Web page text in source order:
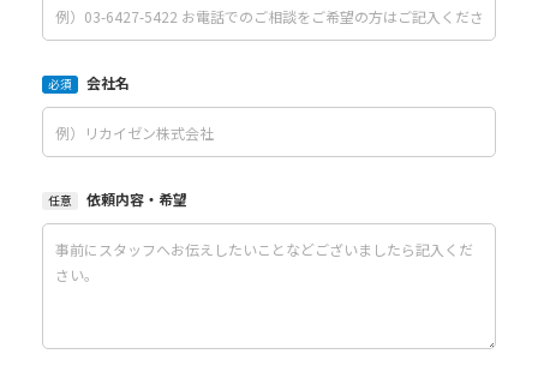
必須 会社名
任意 依頼内容・希望